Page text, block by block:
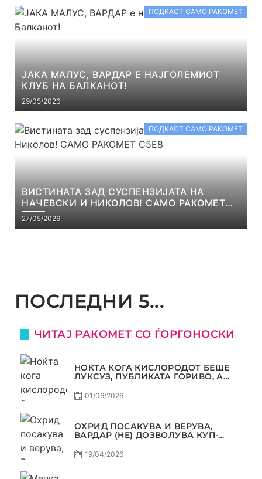
ПОДКАСТ САМО РАКОМЕТ
ЈАКА МАЛУС, ВАРДАР Е НАЈГОЛЕМИОТ
КЛУБ НА БАЛКАНОТ!
29/05/2026
ПОДКАСТ САМО РАКОМЕТ
ВИСТИНАТА ЗАД СУСПЕНЗИЈАТА НА
НАЧЕВСКИ И НИКОЛОВ! САМО РАКОМЕТ
С5Е8
27/05/2026
ПОСЛЕДНИ 5...
ЧИТАЈ РАКОМЕТ СО ЃОРГОНОСКИ
НОЌТА КОГА КИСЛОРОДОТ БЕШЕ
ЛУКСУЗ, ПУБЛИКАТА ГОРИВО, А
01/06/2026
ОХРИД ПОСАКУВА И ВЕРУВА,
ВАРДАР (НЕ) ДОЗВОЛУВА КУП-
19/04/2026